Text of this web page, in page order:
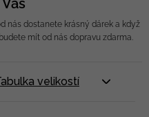
nás dostanete krásný dárek a když
mít od nás dopravu zdarma.
velikostí